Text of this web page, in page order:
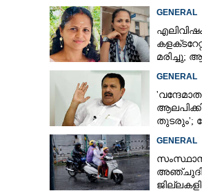
GENERAL
മരിച്ചു;
GENERAL
തുടരും';
GENERAL